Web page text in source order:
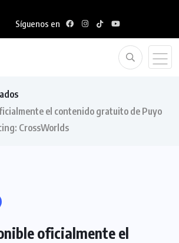
Síguenos en
el contenido gratuito de Puyo
CrossWorlds
oficialmente el